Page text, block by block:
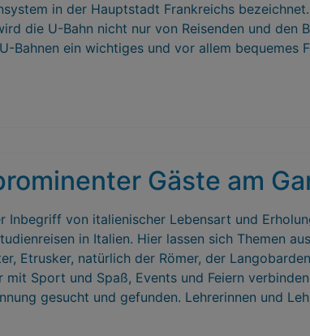
in der Hauptstadt Frankreichs
die U-Bahn nicht nur von Reisenden und den
Bahnen ein wichtiges und vor allem
Gäste am
Inbegriff von italienischer Lebensart und
in Italien. Hier lassen sich Themen
Etrusker, natürlich der Römer, der
Sport und Spaß, Events und Feiern
gesucht und gefunden. Lehrerinnen und